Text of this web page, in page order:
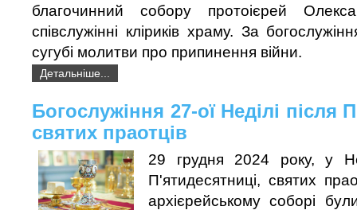
благочинний собору протоієрей
співслужінні кліриків храму. За
сугубі молитви про припинення війни.
Детальніше...
Богослужіння 27-ої Неділі після
святих праотців
29 грудня 2024 року, у
П'ятидесятниці, святих
архієрейському соборі